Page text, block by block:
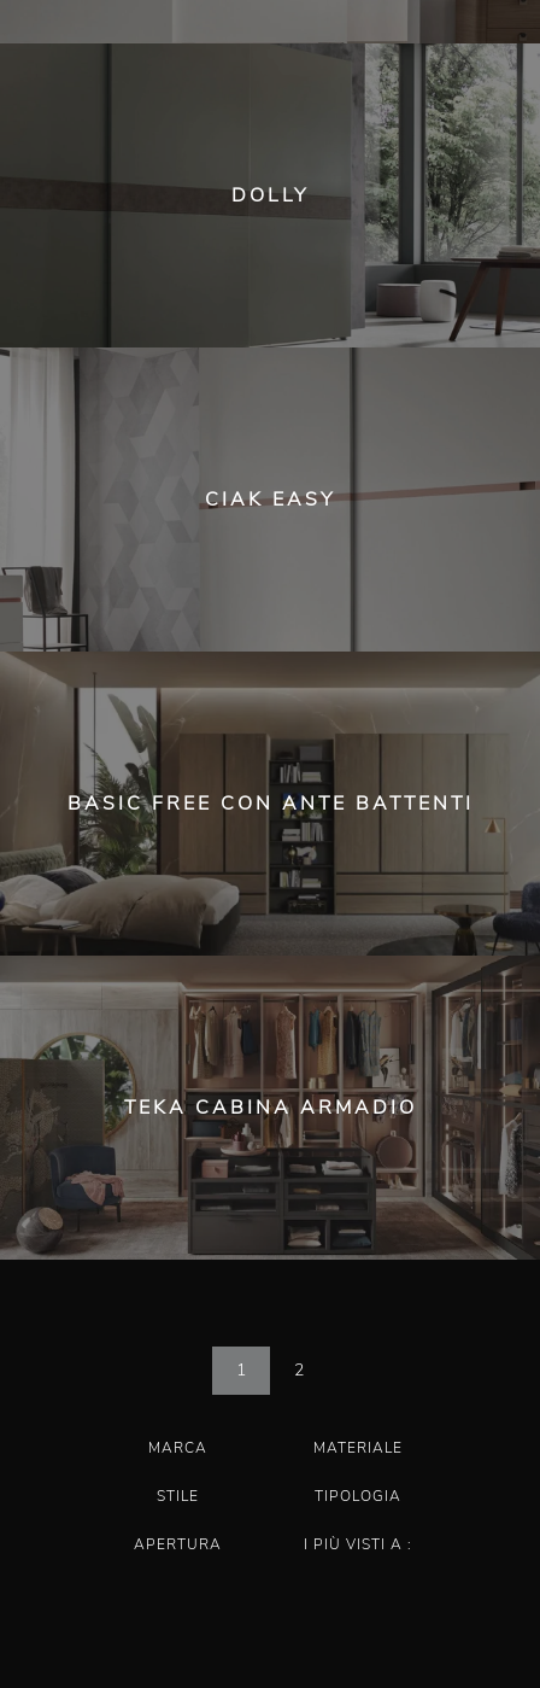
DOLLY
CIAK EASY
BASIC FREE CON ANTE BATTENTI
TEKA CABINA ARMADIO
1 2
MARCA MATERIALE
STILE TIPOLOGIA
APERTURA I PIÙ VISTI A :